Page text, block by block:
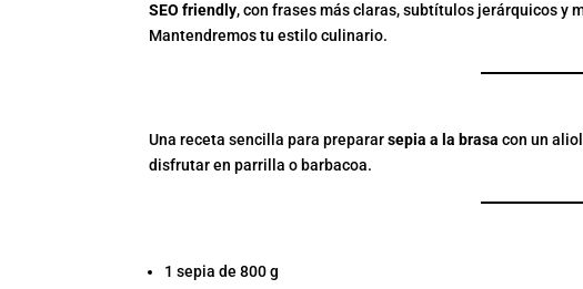
SEO friendly, con frases más claras, subtítulos jerárquicos y
Mantendremos tu estilo culinario.
Una receta sencilla para prepararsepia a la brasa con un
disfrutar en parrilla o barbacoa.
1 sepia de 800 g